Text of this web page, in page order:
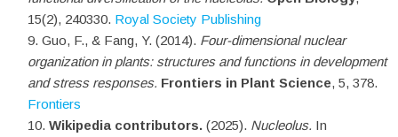
15(2), 240330. Royal Society Publishing
Guo, F., & Fang, Y. (2014). Four-dimensional nuclear
organization in plants: structures and functions in development
and stress responses. Frontiers in Plant Science, 5, 378.
Frontiers
Wikipedia contributors. (2025). Nucleolus. In